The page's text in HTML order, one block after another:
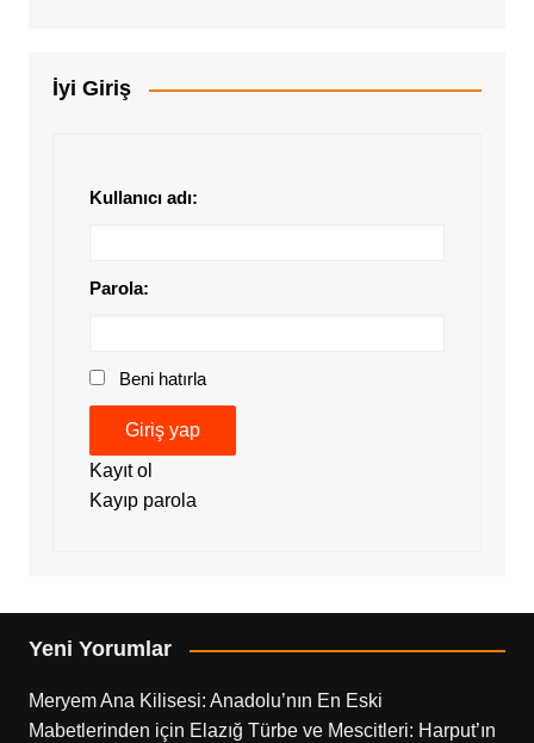
İyi Giriş
Kullanıcı adı:
Parola:
Beni hatırla
Giriş yap
Kayıt ol
Kayıp parola
Yeni Yorumlar
Meryem Ana Kilisesi: Anadolu’nın En Eski
Mabetlerinden için Elazığ Türbe ve Mescitleri: Harput’ın